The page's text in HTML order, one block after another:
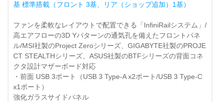
基 標準搭載（フロント 3基、リア（ショップ追加）1基）
ファンを柔軟なレイアウトで配置できる「InfiniRailシステム」/
高エアフローの3D Yパターンの通気孔を備えたフロントパネ
ル/MSI社製のProject Zeroシリーズ、GIGABYTE社製のPROJE
CT STEALTHシリーズ、ASUS社製のBTFシリーズの背面コネ
クタ設計マザーボード対応
・前面 USB 3ポート（USB 3 Type-A x2ポート/USB 3 Type-C
x1ポート）
強化ガラスサイドパネル